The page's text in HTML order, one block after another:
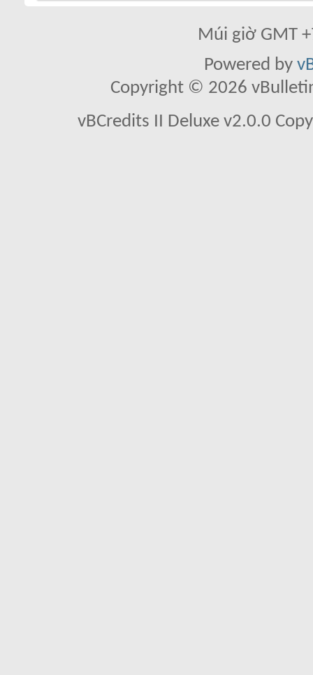
Múi giờ GMT
Powered by
Copyright © 2026
vBCredits II Deluxe v2.0.0